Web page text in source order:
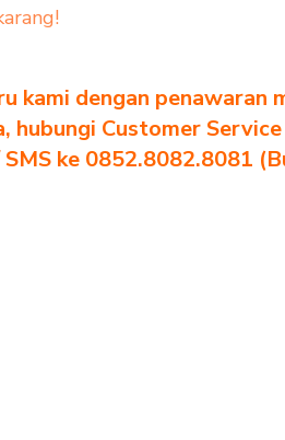
kami dengan penawaran
hubungi Customer
ke 0852.8082.8081